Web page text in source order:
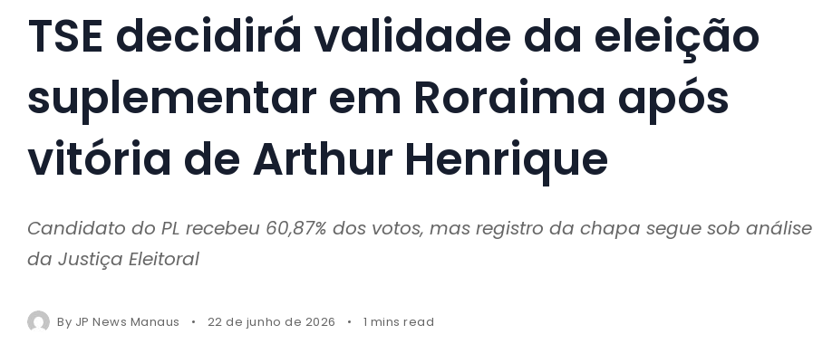
TSE decidirá validade da eleição
suplementar em Roraima após
vitória de Arthur Henrique
Candidato do PL recebeu 60,87% dos votos, mas registro da chapa segue sob análise
da Justiça Eleitoral
By JP News Manaus 22 de junho de 2026 1 mins read